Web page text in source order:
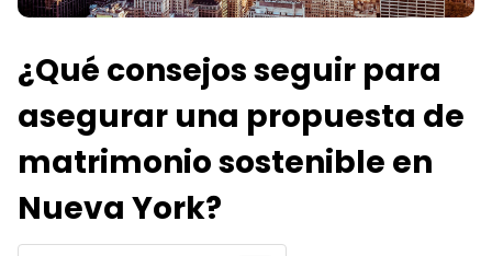
¿Qué consejos seguir para
asegurar una propuesta de
matrimonio sostenible en
Nueva York?